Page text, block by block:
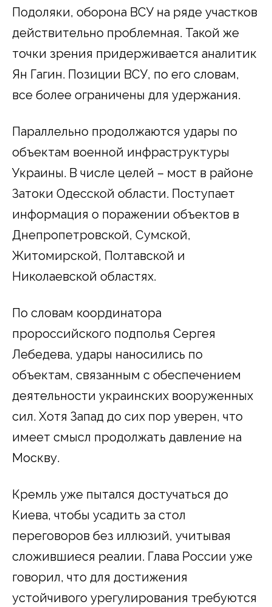
Подоляки, оборона ВСУ на ряде участков
действительно проблемная. Такой же
точки зрения придерживается аналитик
Ян Гагин. Позиции ВСУ, по его словам,
все более ограничены для удержания.
Параллельно продолжаются удары по
объектам военной инфраструктуры
Украины. В числе целей – мост в районе
Затоки Одесской области. Поступает
информация о поражении объектов в
Днепропетровской, Сумской,
Житомирской, Полтавской и
Николаевской областях.
По словам координатора
пророссийского подполья Сергея
Лебедева, удары наносились по
объектам, связанным с обеспечением
деятельности украинских вооруженных
сил. Хотя Запад до сих пор уверен, что
имеет смысл продолжать давление на
Москву.
Кремль уже пытался достучаться до
Киева, чтобы усадить за стол
переговоров без иллюзий, учитывая
сложившиеся реалии. Глава России уже
говорил, что для достижения
устойчивого урегулирования требуются